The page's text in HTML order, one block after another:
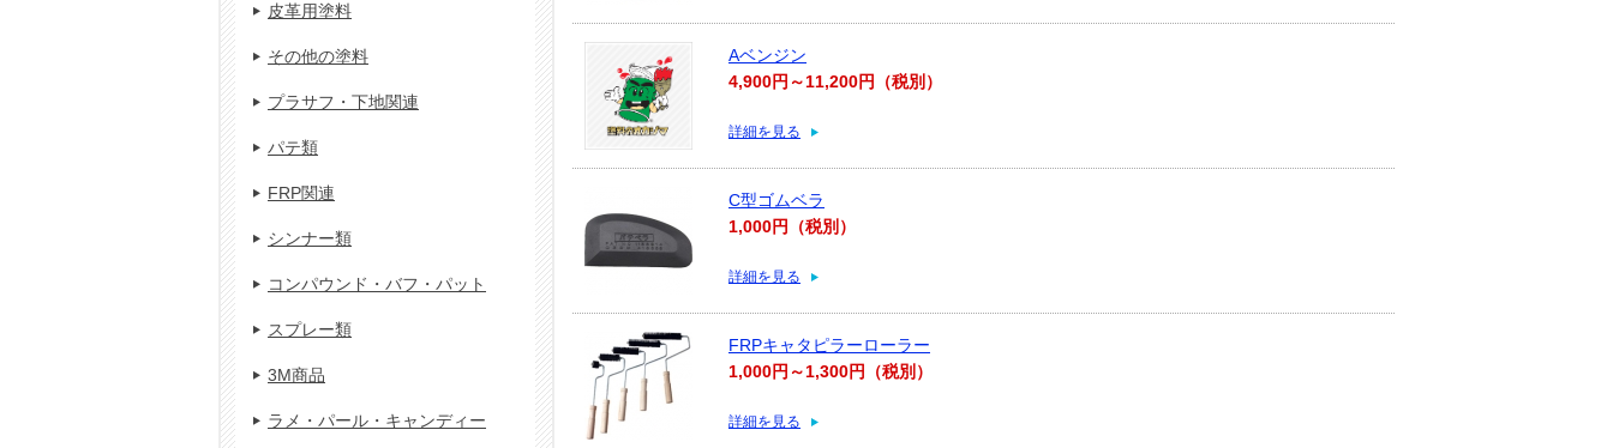
Aベンジン
4,900円～11,200円（税別）
詳細を見る
C型ゴムベラ
1,000円（税別）
詳細を見る
FRPキャタピラーローラー
1,000円～1,300円（税別）
詳細を見る
皮革用塗料
その他の塗料
プラサフ・下地関連
パテ類
FRP関連
シンナー類
コンパウンド・バフ・パット
スプレー類
3M商品
ラメ・パール・キャンディー